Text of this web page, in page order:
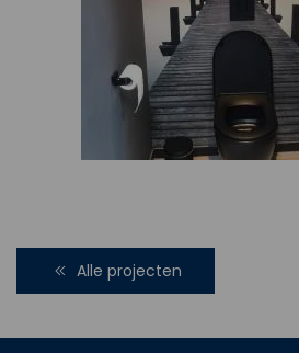
Alle projecten